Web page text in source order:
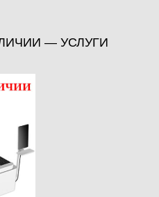
— УСЛУГИ